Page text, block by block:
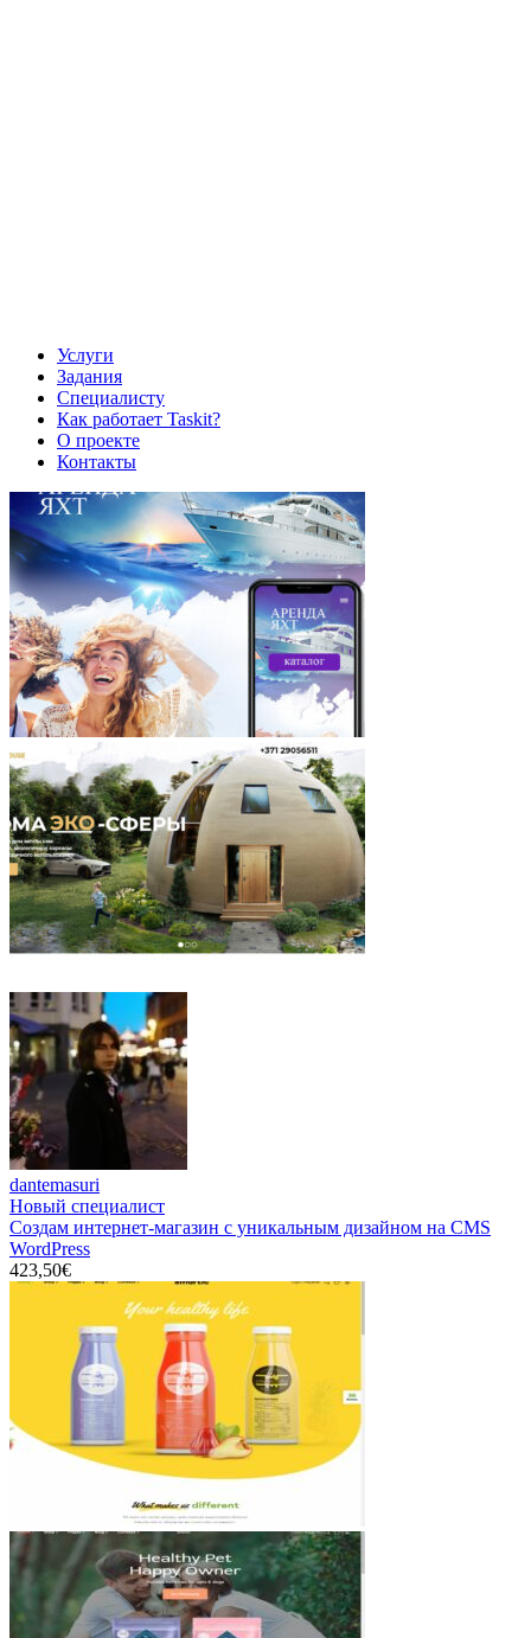
Услуги
Задания
Специалисту
Как работает Taskit?
О проекте
Контакты
dantemasuri
Новый специалист
Создам интернет-магазин с уникальным дизайном на CMS
WordPress
423,50€